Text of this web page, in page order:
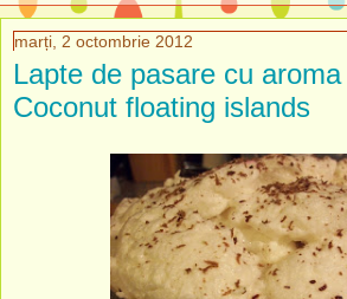
marți, 2 octombrie 2012
Lapte de pasare cu
Coconut floating islands